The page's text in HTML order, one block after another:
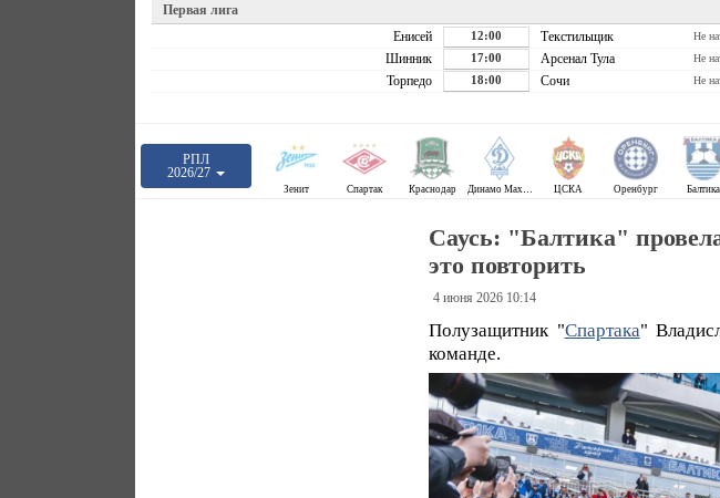
Первая лига
Енисей 12:00 Текстильщик Не
Шинник 17:00 Арсенал Тула Не
Торпедо 18:00 Сочи Не
РПЛ
2026/27
Зенит Спартак Краснодар Динамо Махачкала ЦСКА Оренбург Балтика
Саусь: "Балтика"
это повторить
4 июня 2026 10:14
Полузащитник "Спартака"
команде.